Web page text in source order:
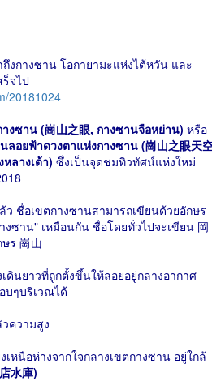
งกางซาน โอกายามะแห่งไต้หวัน และ
จไป
20181024
งซาน (崗山之眼, กางซานจือหย่าน) หรือ
นลอยฟ้าดวงตาแห่งกางซาน (崗山之眼天
ลางเต้า) ซึ่งเป็นจุดชมทิวทัศน์แห่งใหม่
ชื่อเขตกางซานสามารถเขียนด้วยอักษร
งซาน" เหมือนกัน ชื่อโดยทั่วไปจะเขียน 岡
ร 崗山
ดินยาวที่ถูกตั้งขึ้นให้ลอยอยู่กลางอากาศ
บๆบริเวณได้
ความสูง
หนือห่างจากใจกลางเขตกางซาน อยู่ใกล้
水庫)